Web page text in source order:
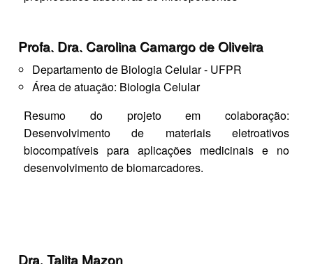
Profa. Dra. Carolina Camargo de Oliveira
Departamento de Biologia Celular - UFPR
Área de atuação: Biologia Celular
Resumo do projeto em colaboração:
Desenvolvimento de materiais eletroativos
biocompatíveis para aplicações medicinais e no
desenvolvimento de biomarcadores.
Dra. Talita Mazon